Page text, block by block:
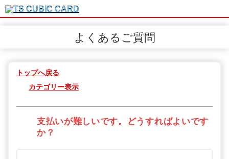
よくあるご質問
トップへ戻る
カテゴリー表示
支払いが難しいです。どうすればよいです
か？